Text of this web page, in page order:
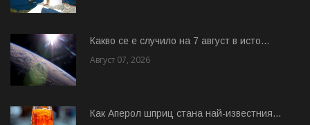
Какво се е случило на 7 август в исто...
Август 07, 2026
Как Аперол шприц стана най-известния...